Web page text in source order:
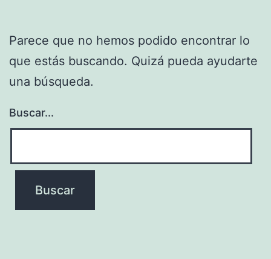
Parece que no hemos podido encontrar lo
que estás buscando. Quizá pueda ayudarte
una búsqueda.
Buscar...